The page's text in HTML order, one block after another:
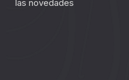
las novedades